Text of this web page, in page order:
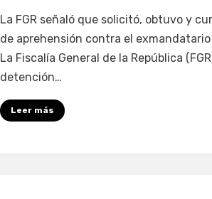
porFernando Miranda Servín
La FGR señaló que solicitó, obtuvo y
de aprehensión contra el
La Fiscalía General de la República
detención…
Leer más